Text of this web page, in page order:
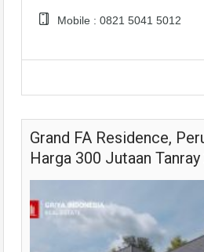
Mobile : 0821 5041 5012
Grand FA Residence,
Harga 300 Jutaan